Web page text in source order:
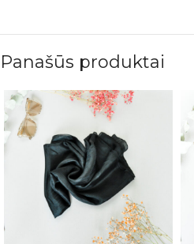
Panašūs produktai